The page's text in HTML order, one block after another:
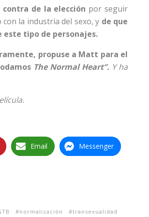
de la elección por seguir
la industria del sexo, y de que
tipo de personajes.
propuse a Matt para el
The Normal Heart”. Y ha
Email Messenger
normalización transexualidad